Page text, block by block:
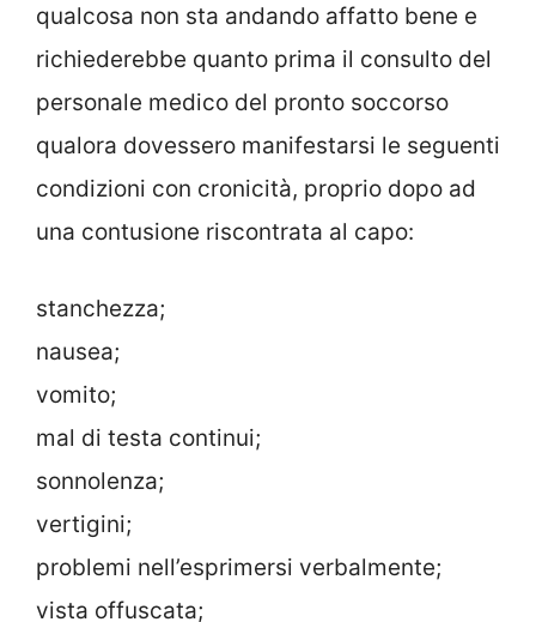
qualcosa non sta andando affatto bene e
richiederebbe quanto prima il consulto del
personale medico del pronto soccorso
qualora dovessero manifestarsi le seguenti
condizioni con cronicità, proprio dopo ad
una contusione riscontrata al capo:
stanchezza;
nausea;
vomito;
mal di testa continui;
sonnolenza;
vertigini;
problemi nell’esprimersi verbalmente;
vista offuscata;